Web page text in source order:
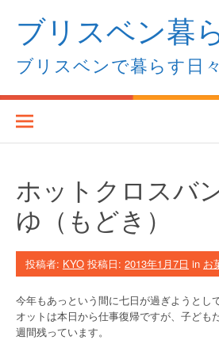
ス
ブリスベン暮
ブリスベンで暮らす日
ホットクロスバ
ゆ（もどき）
投稿者: KYO 投稿日: 2013年1月7日 in お
今年もあっという間に七日が過ぎようとし
オットは本日から仕事復帰ですが、子ども
週間残っています。